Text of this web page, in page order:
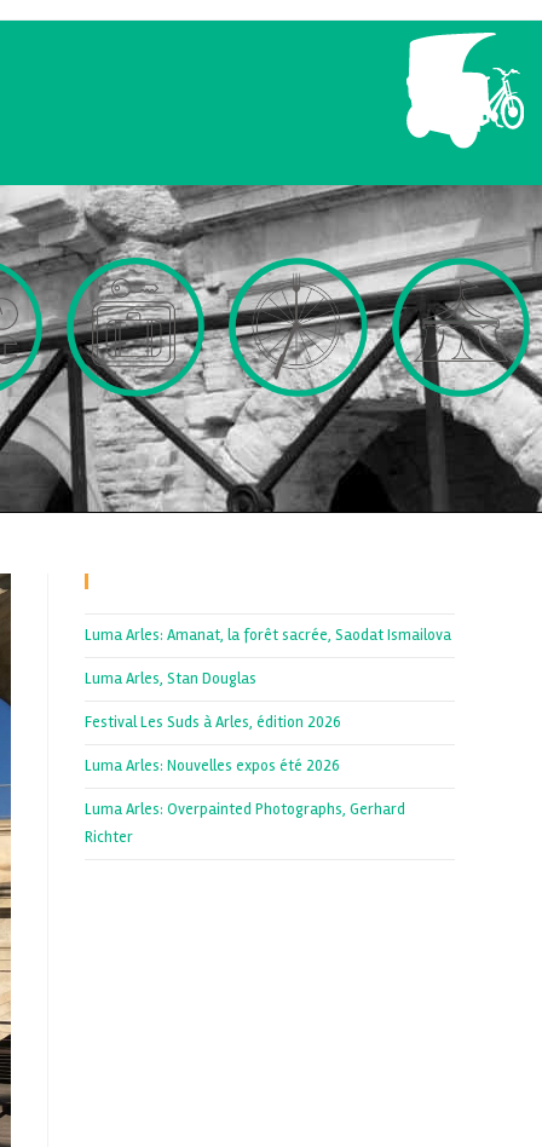
Luma Arles: Amanat, la forêt sacrée, Saodat Ismailova
Luma Arles, Stan Douglas
Festival Les Suds à Arles, édition 2026
Luma Arles: Nouvelles expos été 2026
Luma Arles: Overpainted Photographs, Gerhard
Richter